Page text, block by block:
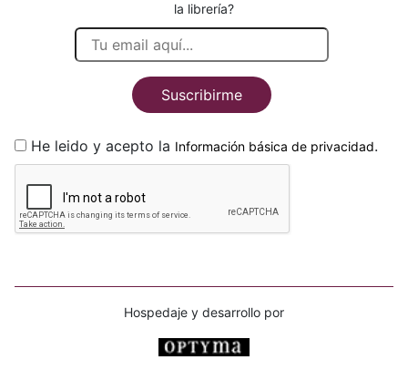
la librería?
Suscribirme
He leido y acepto la Información básica de privacidad.
Hospedaje y desarrollo por